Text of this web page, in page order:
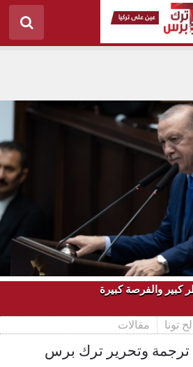
كبير والفرصة كبيرة
تونا مقالات
ترجمة وتحرير ترك برس